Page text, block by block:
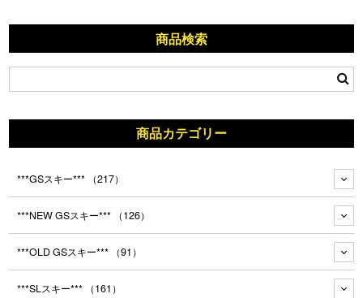
商品検索
商品カテゴリー
***GSスキー*** （217）
***NEW GSスキー*** （126）
***OLD GSスキー*** （91）
***SLスキー*** （161）